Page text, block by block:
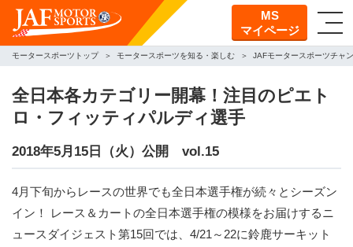
MS
マイページ
モータースポーツトップ モータースポーツを知る・楽しむ JAFモータースポーツチャ
全日本各カテゴリー開幕！注目のピエト
ロ・フィッティパルディ選手
2018年5月15日（火）公開 vol.15
4月下旬からレースの世界でも全日本選手権が続々とシーズン
イン！ レース＆カートの全日本選手権の模様をお届けするニ
ュースダイジェスト第15回では、4/21～22に鈴鹿サーキット